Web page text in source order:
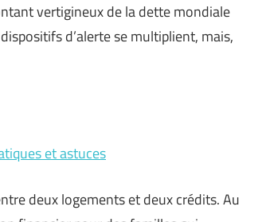
vertigineux de la dette mondiale
d’alerte se multiplient, mais,
et astuces
deux logements et deux crédits. Au